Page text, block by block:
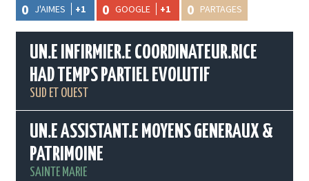
0 J'AIMES +1 0 GOOGLE +1 0 PARTAGES
UN.E INFIRMIER.E COORDINATEUR.RICE
HAD TEMPS PARTIEL EVOLUTIF
SUD ET OUEST
UN.E ASSISTANT.E MOYENS GENERAUX &
PATRIMOINE
SAINTE MARIE